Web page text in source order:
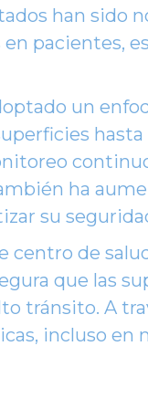
han sido
pacientes,
un
ha
su
centro de
que las
tránsito. A
incluso en